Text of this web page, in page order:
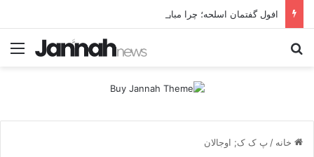
خانه / پ ک ک; اوجالان